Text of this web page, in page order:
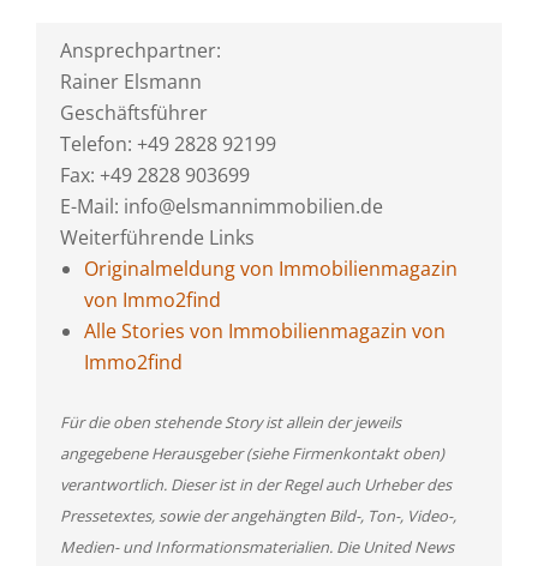
Ansprechpartner:
Rainer Elsmann
Geschäftsführer
Telefon: +49 2828 92199
Fax: +49 2828 903699
E-Mail: info@elsmannimmobilien.de
Weiterführende Links
Originalmeldung von Immobilienmagazin
von Immo2find
Alle Stories von Immobilienmagazin von
Immo2find
Für die oben stehende Story ist allein der jeweils
angegebene Herausgeber (siehe Firmenkontakt oben)
verantwortlich. Dieser ist in der Regel auch Urheber des
Pressetextes, sowie der angehängten Bild-, Ton-, Video-,
Medien- und Informationsmaterialien. Die United News